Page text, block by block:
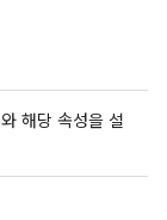
해당 속성을 설